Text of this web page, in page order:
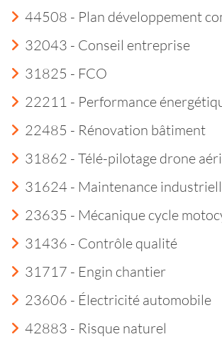
44508 - Plan développement
32043 - Conseil entreprise
31825 - FCO
22211 - Performance
22485 - Rénovation bâtiment
31862 - Télé-pilotage drone
31624 - Maintenance
23635 - Mécanique cycle
31436 - Contrôle qualité
31717 - Engin chantier
23606 - Électricité automobile
42883 - Risque naturel